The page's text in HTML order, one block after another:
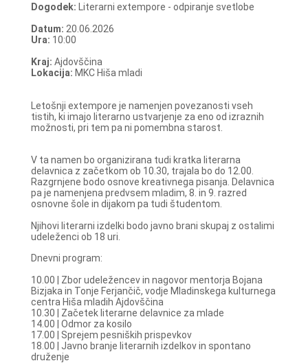
Dogodek: Literarni extempore - odpiranje svetlobe
Datum: 20.06.2026
Ura: 10:00
Kraj: Ajdovščina
Lokacija: MKC Hiša mladi
Letošnji extempore je namenjen povezanosti vseh
tistih, ki imajo literarno ustvarjenje za eno od izraznih
možnosti, pri tem pa ni pomembna starost.
V ta namen bo organizirana tudi kratka literarna
delavnica z začetkom ob 10.30, trajala bo do 12.00.
Razgrnjene bodo osnove kreativnega pisanja. Delavnica
pa je namenjena predvsem mladim, 8. in 9. razred
osnovne šole in dijakom pa tudi študentom.
Njihovi literarni izdelki bodo javno brani skupaj z ostalimi
udeleženci ob 18 uri.
Dnevni program:
10.00 | Zbor udeležencev in nagovor mentorja Bojana
Bizjaka in Tonje Ferjančič, vodje Mladinskega kulturnega
centra Hiša mladih Ajdovščina
10.30 | Začetek literarne delavnice za mlade
14.00 | Odmor za kosilo
17.00 | Sprejem pesniških prispevkov
18.00 | Javno branje literarnih izdelkov in spontano
druženje